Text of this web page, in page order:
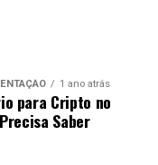
aumento no uso à
adotem
pode
as
1 ano atrás
para Cripto no
Saber